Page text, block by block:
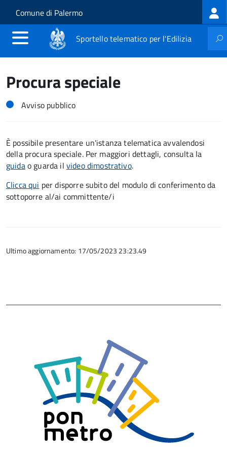
Salta al contenuto principale
Skip to site navigation
Comune di Palermo
Sportello telematico per l'Edilizia
Procura speciale
Avviso pubblico
È possibile presentare un'istanza telematica avvalendosi
della procura speciale. Per maggiori dettagli, consulta la
guidao guarda il video dimostrativo.
Clicca qui per disporre subito del modulo di conferimento da
sottoporre al/ai committente/i
Ultimo aggiornamento: 17/05/2023 23:23.49